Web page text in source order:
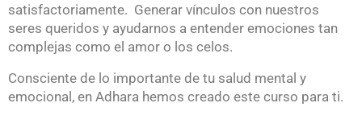
satisfactoriamente. Generar vínculos con nuestros
seres queridos y ayudarnos a entender emociones tan
complejas como el amor o los celos.
Consciente de lo importante de tu salud mental y
emocional, en Adhara hemos creado este curso para ti.